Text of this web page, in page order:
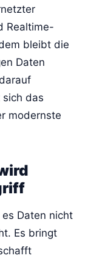
Realtime-
bleibt die
Daten
sich das
modernste
Daten nicht
Es bringt